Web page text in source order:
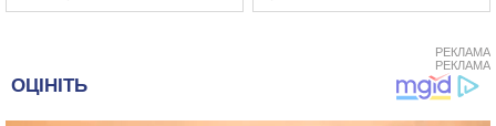
РЕКЛАМА
РЕКЛАМА